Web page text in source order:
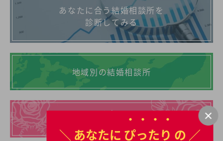
あなたに合う結婚相談所を
診断してみる
地域別の結婚相談所
イチオシの
＼ あなたに ぴったり の ／